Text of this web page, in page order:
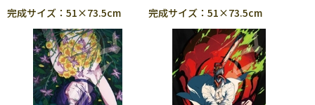
完成サイズ：51×73.5cm 完成サイズ：51×73.5cm